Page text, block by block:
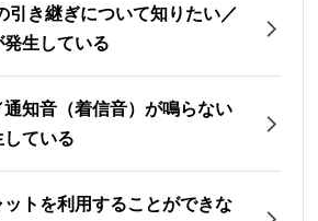
引き継ぎについて知りたい／
生している
知音（着信音）が鳴らない
ている
トを利用することができな